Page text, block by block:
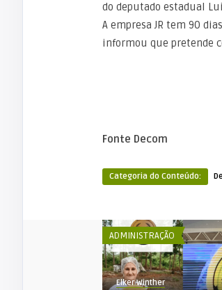
do deputado estadual
A empresa JR tem 90
informou que pretende
Fonte Decom
Categoria do Conteúdo:
ADMINISTRAÇÃO
Elker Winther